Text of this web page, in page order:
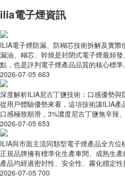
ilia電子煙資訊
ILIA電子煙防漏、防糊芯技術拆解及實際
漏油、糊芯、幹燒是封閉式電子煙最頻
點，也是評判電子煙產品品質的核心標
2026-07-05 663
深度解析ILIA尼古丁鹽技術：口感優勢與
從用戶體驗優勢來看，這項技術讓ILIA
口感極致順滑，3%濃度尼古丁鹽無辛辣
2026-07-05 653
ILIA與市面主流同類型電子煙產品全方位
正規品牌擁有標準化生產車間、成熟生
產品均經過密封性、安全性、霧化穩定
2026-07-05 700